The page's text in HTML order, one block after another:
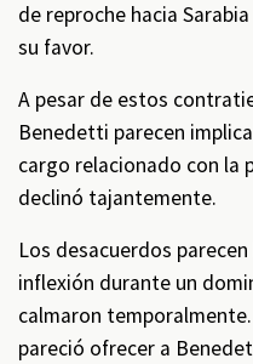
de reproche hacia
su favor.
A pesar de estos
Benedetti parecen
cargo relacionado con la
declinó tajantemente.
Los desacuerdos
inflexión durante un
calmaron
pareció ofrecer a